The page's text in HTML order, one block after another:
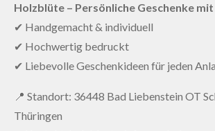
Holzblüte – Persönliche Geschenke
✔ Handgemacht & individuell
✔ Hochwertig bedruckt
✔ Liebevolle Geschenkideen für jeden
📍 Standort: 36448 Bad Liebenstein OT
Thüringen